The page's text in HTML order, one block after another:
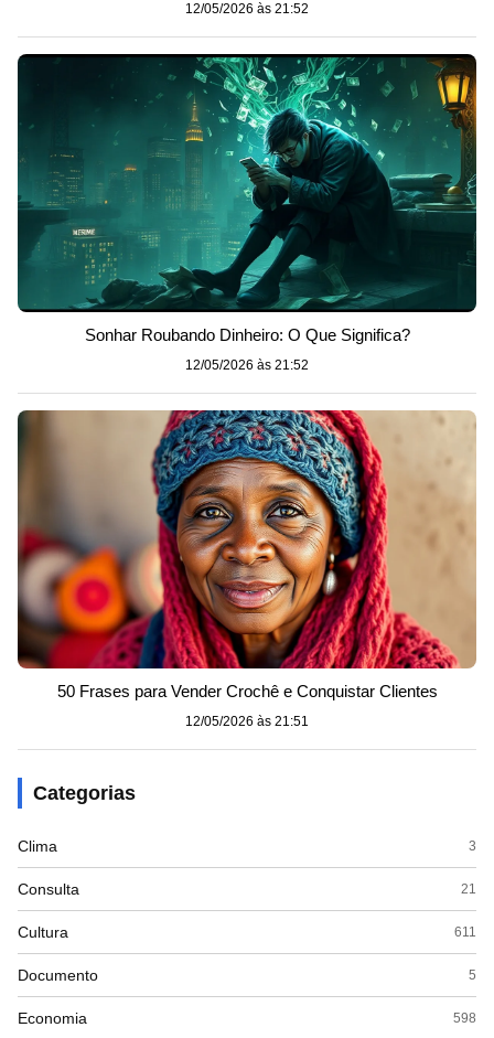
12/05/2026 às 21:52
Sonhar Roubando Dinheiro: O Que Significa?
12/05/2026 às 21:52
50 Frases para Vender Crochê e Conquistar Clientes
12/05/2026 às 21:51
Categorias
Clima 3
Consulta 21
Cultura 611
Documento 5
Economia 598